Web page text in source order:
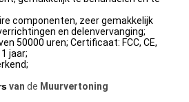
componenten, zeer gemakkelijk
en delenvervanging;
50000 uren; Certificaat: FCC, CE,
jaar;
van de Muurvertoning